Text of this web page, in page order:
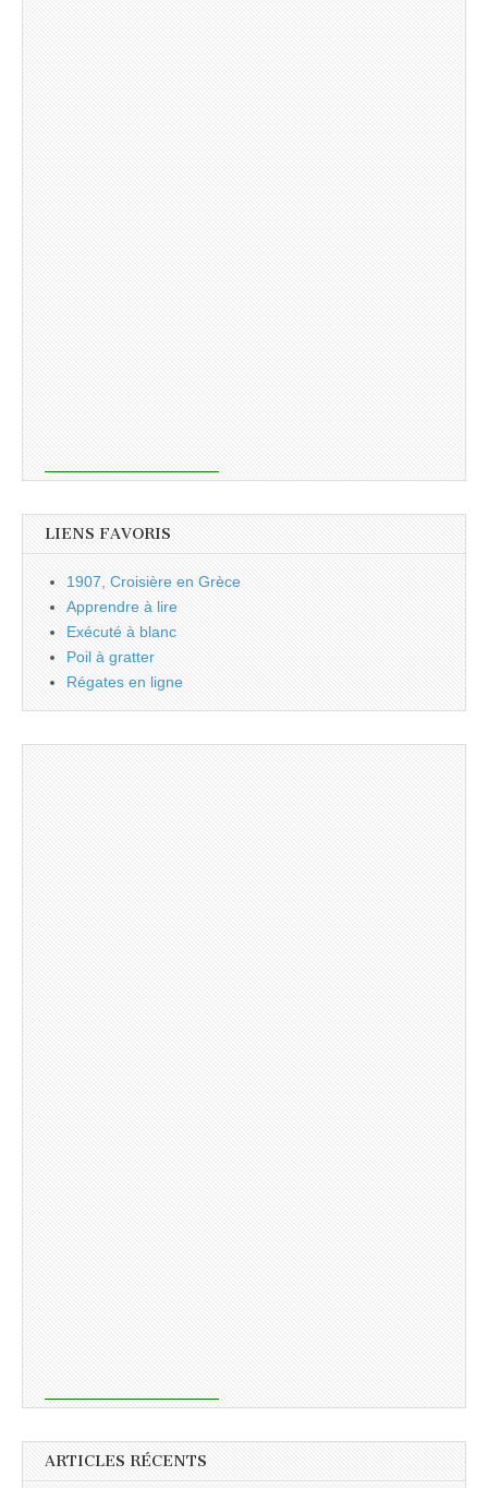
LIENS FAVORIS
1907, Croisière en Grèce
Apprendre à lire
Exécuté à blanc
Poil à gratter
Régates en ligne
ARTICLES RÉCENTS